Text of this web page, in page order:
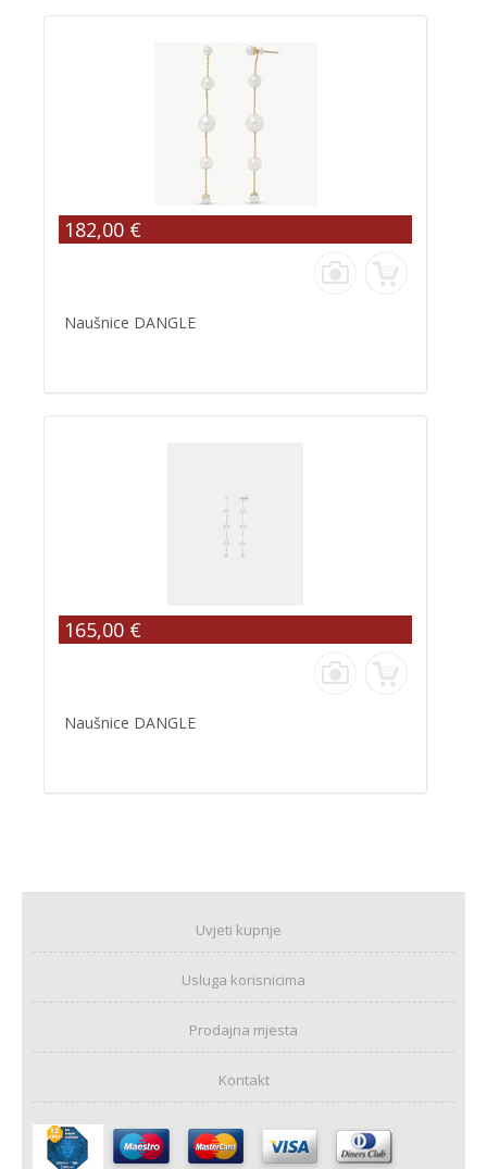
182,00 €
Naušnice DANGLE
165,00 €
Naušnice DANGLE
Uvjeti kupnje
Usluga korisnicima
Prodajna mjesta
Kontakt